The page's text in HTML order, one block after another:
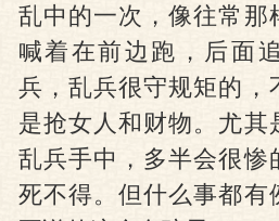
乱中的一次，像往常那
喊着在前边跑，后面
兵，乱兵很守规矩的，
是抢女人和财物。尤其
乱兵手中，多半会很惨
死不得。但什么事都有